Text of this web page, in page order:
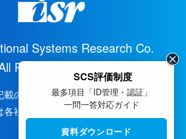
SCS評価制度
最多項目「ID管理・認証」
一問一答対応ガイド
資料ダウンロード
Systems Research Co.
Rights Reserved.
載の会社名および商品、
社の商標または登録商標です。